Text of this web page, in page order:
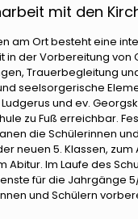
mit den
am Ort besteht eine
in der Vorbereitung von
Trauerbegleitung
seelsorgerische
und ev.
zu Fuß erreichbar.
die Schülerinnen
neuen 5. Klassen,
Abitur. Im Laufe des
für die Jahrgänge
und Schülern